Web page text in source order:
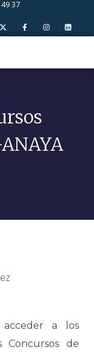
37
a los
Concursos de